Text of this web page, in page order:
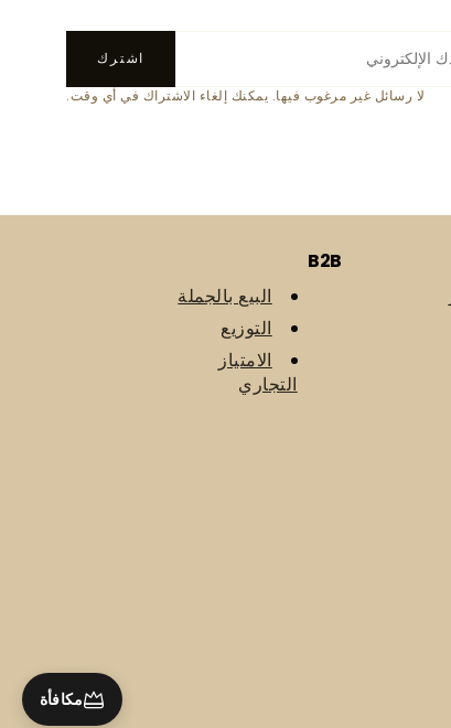
اشترك
لا رسائل غير مرغوب فيها. يمكنك إلغاء الاشتراك في أي وقت.
B2B
البيع بالجملة
التوزيع
الامتياز
التجاري
مكافأة